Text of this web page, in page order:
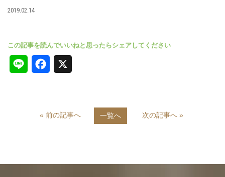
2019.02.14
e
« 前の記事へ 一覧へ 次の記事へ »